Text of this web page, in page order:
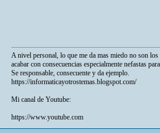
A nivel personal, lo que me da mas miedo no son
acabar con consecuencias especialmente nefastas
Se responsable, consecuente y da ejemplo.
https://informaticayotrostemas.blogspot.com/
Mi canal de Youtube:
https://www.youtube.com